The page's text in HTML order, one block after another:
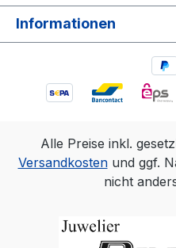
Informationen
Alle Preise inkl.
Versandkostenund ggf.
nicht